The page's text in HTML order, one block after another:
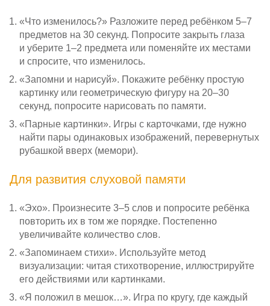
«Что изменилось?» Разложите перед ребёнком 5–7
предметов на 30 секунд. Попросите закрыть глаза
и уберите 1–2 предмета или поменяйте их местами
и спросите, что изменилось.
«Запомни и нарисуй». Покажите ребёнку простую
картинку или геометрическую фигуру на 20–30
секунд, попросите нарисовать по памяти.
«Парные картинки». Игры с карточками, где нужно
найти пары одинаковых изображений, перевернутых
рубашкой вверх (мемори).
Для развития слуховой памяти
«Эхо». Произнесите 3–5 слов и попросите ребёнка
повторить их в том же порядке. Постепенно
увеличивайте количество слов.
«Запоминаем стихи». Используйте метод
визуализации: читая стихотворение, иллюстрируйте
его действиями или картинками.
«Я положил в мешок…». Игра по кругу, где каждый